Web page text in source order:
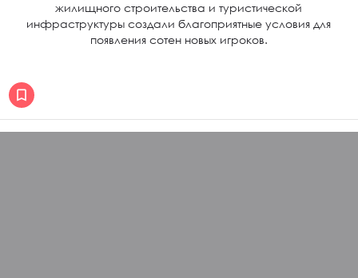
жилищного строительства и туристической
инфраструктуры создали благоприятные условия для
появления сотен новых игроков.